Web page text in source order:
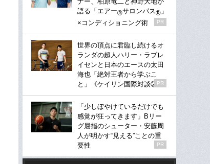
語る「エアー®サロンパス® 」
×コンディショニング術
PR
世界の頂点に君臨し続けるオ
ランダの超人ハリー・ラブレ
イセンと日本のエースの太田
海也「絶対王者から学ぶこ
と」《ケイリン国際対談②》
PR
「少しぼやけているだけでも
感覚が狂ってきます」Bリー
グ屈指のシューター・安藤周
人が明かす“見える”ことの重
要性
PR